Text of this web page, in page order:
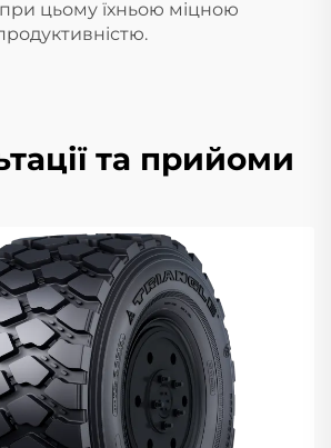
цьому їхньою міцною
та прийоми